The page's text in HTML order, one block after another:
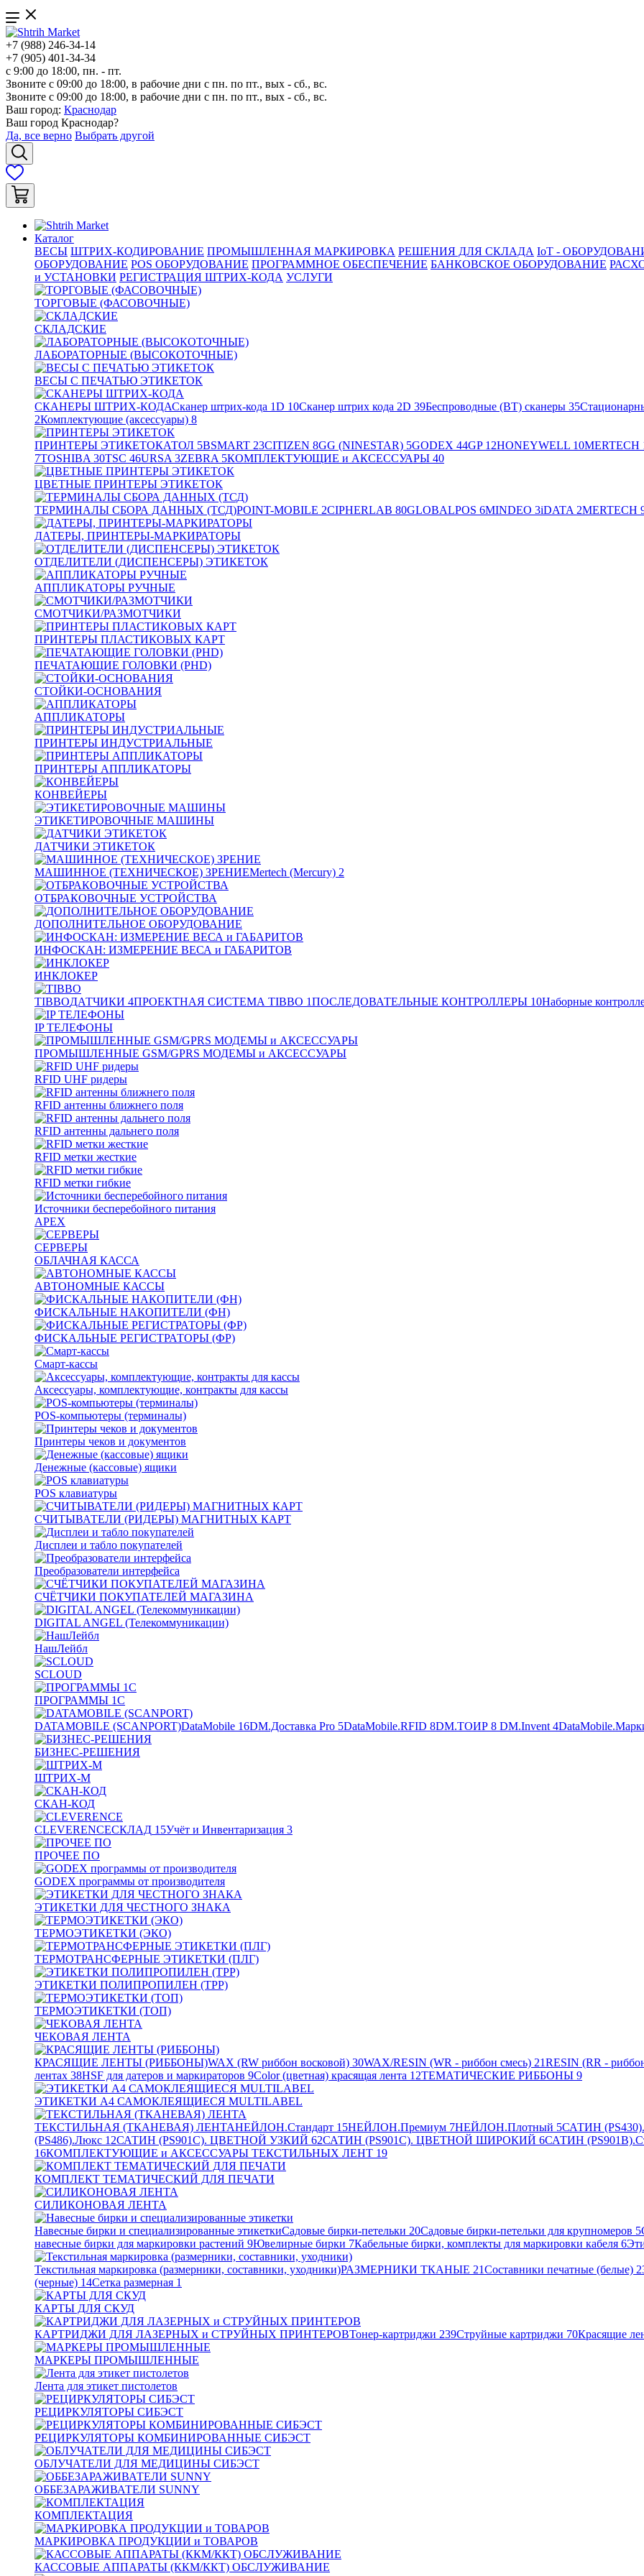
+7 (988) 246-34-14
+7 (905) 401-34-34
с 9:00 до 18:00, пн. - пт.
Звоните с 09:00 до 18:00, в рабочие дни с пн. по пт., вых - сб., вс.
Звоните с 09:00 до 18:00, в рабочие дни с пн. по пт., вых - сб., вс.
Ваш город: Краснодар
Ваш город Краснодар?
Да, все верно Выбрать другой
Каталог
ВЕСЫ ШТРИХ-КОДИРОВАНИЕ ПРОМЫШЛЕННАЯ МАРКИРОВКА РЕШЕНИЯ ДЛЯ СКЛАДА IoT -
ОБОРУДОВАНИЕ POS ОБОРУДОВАНИЕ ПРОГРАММНОЕ ОБЕСПЕЧЕНИЕ БАНКОВСКОЕ ОБОРУДОВАНИЕ
и УСТАНОВКИ РЕГИСТРАЦИЯ ШТРИХ-КОДА УСЛУГИ
ТОРГОВЫЕ (ФАСОВОЧНЫЕ)
СКЛАДСКИЕ
ЛАБОРАТОРНЫЕ (ВЫСОКОТОЧНЫЕ)
ВЕСЫ С ПЕЧАТЬЮ ЭТИКЕТОК
СКАНЕРЫ ШТРИХ-КОДАСканер штрих-кода 1D 10Сканер штрих кода 2D 39Беспроводные (BT) сканеры 35
2Комплектующие (аксессуары) 8
ПРИНТЕРЫ ЭТИКЕТОКАТОЛ 5BSMART 23CITIZEN 8GG (NINESTAR) 5GODEX 44GP12HONEYWELL 10MERTECH
7TOSHIBA 30TSC 46URSA 3ZEBRA 5КОМПЛЕКТУЮЩИЕ и АКСЕССУАРЫ 40
ЦВЕТНЫЕ ПРИНТЕРЫ ЭТИКЕТОК
ТЕРМИНАЛЫ СБОРА ДАННЫХ (ТСД)POINT-MOBILE 2CIPHERLAB 80GLOBALPOS 6MINDEO 3iDATA 2MERTECH
ДАТЕРЫ, ПРИНТЕРЫ-МАРКИРАТОРЫ
ОТДЕЛИТЕЛИ (ДИСПЕНСЕРЫ) ЭТИКЕТОК
АППЛИКАТОРЫ РУЧНЫЕ
СМОТЧИКИ/РАЗМОТЧИКИ
ПРИНТЕРЫ ПЛАСТИКОВЫХ КАРТ
ПЕЧАТАЮЩИЕ ГОЛОВКИ (PHD)
СТОЙКИ-ОСНОВАНИЯ
АППЛИКАТОРЫ
ПРИНТЕРЫ ИНДУСТРИАЛЬНЫЕ
ПРИНТЕРЫ АППЛИКАТОРЫ
КОНВЕЙЕРЫ
ЭТИКЕТИРОВОЧНЫЕ МАШИНЫ
ДАТЧИКИ ЭТИКЕТОК
МАШИННОЕ (ТЕХНИЧЕСКОЕ) ЗРЕНИЕMertech (Mercury) 2
ОТБРАКОВОЧНЫЕ УСТРОЙСТВА
ДОПОЛНИТЕЛЬНОЕ ОБОРУДОВАНИЕ
ИНФОСКАН: ИЗМЕРЕНИЕ ВЕСА и ГАБАРИТОВ
ИНКЛОКЕР
TIBBOДАТЧИКИ 4ПРОЕКТНАЯ СИСТЕМА TIBBO 1ПОСЛЕДОВАТЕЛЬНЫЕ КОНТРОЛЛЕРЫ 10Наборные
IP ТЕЛЕФОНЫ
ПРОМЫШЛЕННЫЕ GSM/GPRS МОДЕМЫ и АКСЕССУАРЫ
RFID UHF ридеры
RFID антенны ближнего поля
RFID антенны дальнего поля
RFID метки жесткие
RFID метки гибкие
Источники бесперебойного питания
APEX
СЕРВЕРЫ
ОБЛАЧНАЯ КАССА
АВТОНОМНЫЕ КАССЫ
ФИСКАЛЬНЫЕ НАКОПИТЕЛИ (ФН)
ФИСКАЛЬНЫЕ РЕГИСТРАТОРЫ (ФР)
Смарт-кассы
Аксессуары, комплектующие, контракты для кассы
POS-компьютеры (терминалы)
Принтеры чеков и документов
Денежные (кассовые) ящики
POS клавиатуры
СЧИТЫВАТЕЛИ (РИДЕРЫ) МАГНИТНЫХ КАРТ
Дисплеи и табло покупателей
Преобразователи интерфейса
СЧЁТЧИКИ ПОКУПАТЕЛЕЙ МАГАЗИНА
DIGITAL ANGEL (Телекоммуникации)
НашЛейбл
SCLOUD
ПРОГРАММЫ 1С
DATAMOBILE (SCANPORT)DataMobile 16DM.Доставка Pro 5DataMobile.RFID 8DM.ТОИР 8 DM.Invent 4
БИЗНЕС-РЕШЕНИЯ
ШТРИХ-М
СКАН-КОД
CLEVERENCEСКЛАД 15Учёт и Инвентаризация 3
ПРОЧЕЕ ПО
GODEX программы от производителя
ЭТИКЕТКИ ДЛЯ ЧЕСТНОГО ЗНАКА
ТЕРМОЭТИКЕТКИ (ЭКО)
ТЕРМОТРАНСФЕРНЫЕ ЭТИКЕТКИ (ПЛГ)
ЭТИКЕТКИ ПОЛИПРОПИЛЕН (TPP)
ТЕРМОЭТИКЕТКИ (ТОП)
ЧЕКОВАЯ ЛЕНТА
КРАСЯЩИЕ ЛЕНТЫ (РИББОНЫ)WAX (RW риббон восковой) 30WAX/RESIN (WR - риббон смесь) 21RESIN (RR -
лентах 38HSF для датеров и маркираторов 9Color (цветная) красящая лента 12ТЕМАТИЧЕСКИЕ РИББОНЫ 9
ЭТИКЕТКИ А4 САМОКЛЕЯЩИЕСЯ MULTILABEL
ТЕКСТИЛЬНАЯ (ТКАНЕВАЯ) ЛЕНТАНЕЙЛОН.Стандарт 15НЕЙЛОН.Премиум 7НЕЙЛОН.Плотный 5САТИН
(PS486).Люкс 12САТИН (PS901C). ЦВЕТНОЙ УЗКИЙ 62САТИН (PS901C). ЦВЕТНОЙ ШИРОКИЙ 6САТИН
16КОМПЛЕКТУЮЩИЕ и АКСЕССУАРЫ ТЕКСТИЛЬНЫХ ЛЕНТ 19
КОМПЛЕКТ ТЕМАТИЧЕСКИЙ ДЛЯ ПЕЧАТИ
СИЛИКОНОВАЯ ЛЕНТА
Навесные бирки и специализированные этикеткиСадовые бирки-петельки 20Садовые бирки-петельки для крупномеров 5
навесные бирки для маркировки растений 9Ювелирные бирки 7Кабельные бирки, комплекты для маркировки кабеля 6
Текстильная маркировка (размерники, составники, уходники)РАЗМЕРНИКИ ТКАНЫЕ 21Составники печатные (белые)
(черные) 14Сетка размерная 1
КАРТЫ ДЛЯ СКУД
КАРТРИДЖИ ДЛЯ ЛАЗЕРНЫХ и СТРУЙНЫХ ПРИНТЕРОВТонер-картриджи 239Струйные картриджи 70Красящие
МАРКЕРЫ ПРОМЫШЛЕННЫЕ
Лента для этикет пистолетов
РЕЦИРКУЛЯТОРЫ СИБЭСТ
РЕЦИРКУЛЯТОРЫ КОМБИНИРОВАННЫЕ СИБЭСТ
ОБЛУЧАТЕЛИ ДЛЯ МЕДИЦИНЫ СИБЭСТ
ОББЕЗАРАЖИВАТЕЛИ SUNNY
КОМПЛЕКТАЦИЯ
МАРКИРОВКА ПРОДУКЦИИ и ТОВАРОВ
КАССОВЫЕ АППАРАТЫ (ККМ/ККТ) ОБСЛУЖИВАНИЕ